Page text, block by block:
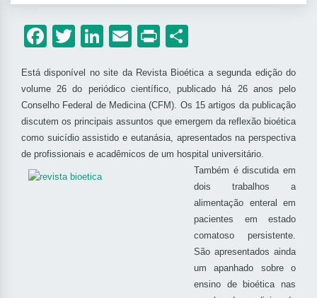
Facebook
Twitter
LinkedIn
Email
Print
Está disponível no site da Revista Bioética a segunda edição do
volume 26 do periódico científico, publicado há 26 anos pelo
Conselho Federal de Medicina (CFM). Os 15 artigos da publicação
discutem os principais assuntos que emergem da reflexão bioética
como suicídio assistido e eutanásia, apresentados na perspectiva
de profissionais e acadêmicos de um hospital universitário.
Também é discutida em
dois trabalhos a
alimentação enteral em
pacientes em estado
comatoso persistente.
São apresentados ainda
um apanhado sobre o
ensino de bioética nas